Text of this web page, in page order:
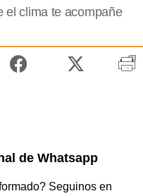
el clima te acompañe
de Whatsapp
Seguinos en